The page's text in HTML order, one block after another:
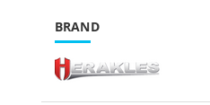
BRAND